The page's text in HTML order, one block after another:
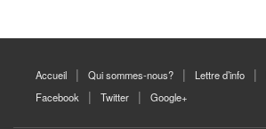
Accueil Qui sommes-nous? Lettre d’info
Facebook
Twitter Google+